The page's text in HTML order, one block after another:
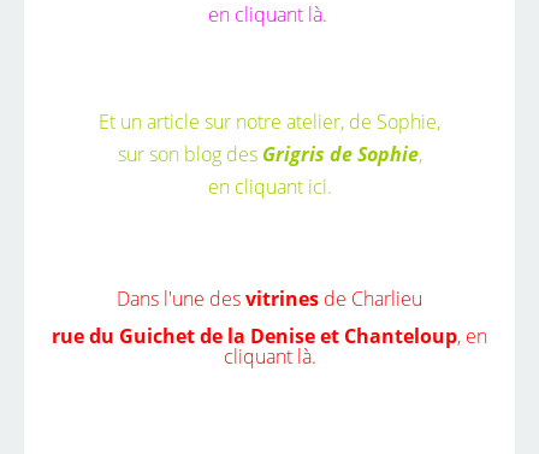
en cliquant là.
Et un article sur notre atelier, de Sophie,
sur son blog des Grigris de Sophie,
en cliquant ici.
Dans l'une desvitrines de Charlieu
rue du Guichet de la Denise et Chanteloup, en
cliquant là.